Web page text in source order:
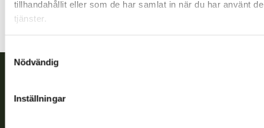
tillhandahållit eller som de har samlat in när du har använt
tjänster.
Samtyckesval
Nödvändig
Inställningar
Finlands viltcentral